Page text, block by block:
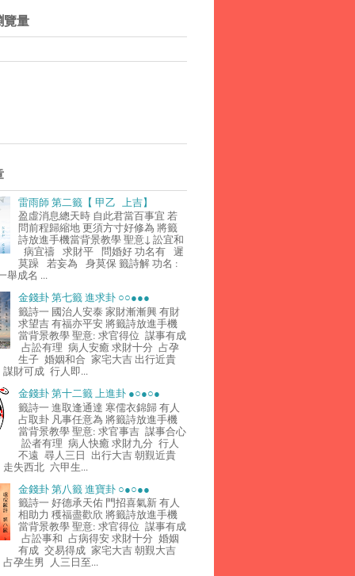
覽量
雷雨師 第二籤【 甲乙 上吉】
盈虛消息總天時 自此君當百事宜 若
問前程歸縮地 更須方寸好修為 將籤
詩放進手機當背景教學 聖意↓ 訟宜和
病宜禱 求財平 問婚好 功名有 遲
莫躁 若妄為 身莫保 籤詩解 功名 :
舉成名 ...
金錢卦 第七籤 進求卦 ○○●●●
籤詩一 國治人安泰 家財漸漸興 有財
求望吉 有福亦平安 將籤詩放進手機
當背景教學 聖意: 求官得位 謀事有成
占訟有理 病人安癒 求財十分 占孕
生子 婚姻和合 家宅大吉 出行近貴
財可成 行人即...
金錢卦 第十二籤 上進卦 ●○●○●
籤詩一 進取逢通達 寒儒衣錦歸 有人
占取卦 凡事任意為 將籤詩放進手機
當背景教學 聖意: 求官事吉 謀事合心
訟者有理 病人快癒 求財九分 行人
不遠 尋人三日 出行大吉 朝覲近貴
失西北 六甲生...
金錢卦 第八籤 進寶卦 ○●○●●
籤詩一 好德承天佑 門招喜氣新 有人
相助力 穫福盡歡欣 將籤詩放進手機
當背景教學 聖意: 求官得位 謀事有成
占訟事和 占病得安 求財十分 婚姻
有成 交易得成 家宅大吉 朝覲大吉
孕生男 人三日至...